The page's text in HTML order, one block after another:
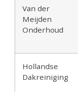
Van der
Meijden
Onderhoud
Hollandse
Dakreiniging